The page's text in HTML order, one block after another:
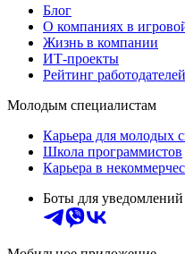
Блог
О компаниях в
Жизнь в компании
ИТ-проекты
Рейтинг
Молодым специалистам
Карьера для молодых
Школа программистов
Карьера в
Боты для уведомлений